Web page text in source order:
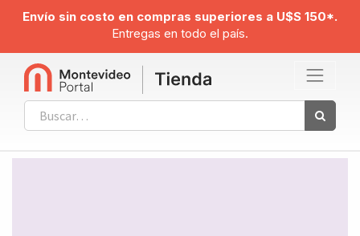
Envío sin costo en compras superiores a U$S 150*.
Entregas en todo el país.